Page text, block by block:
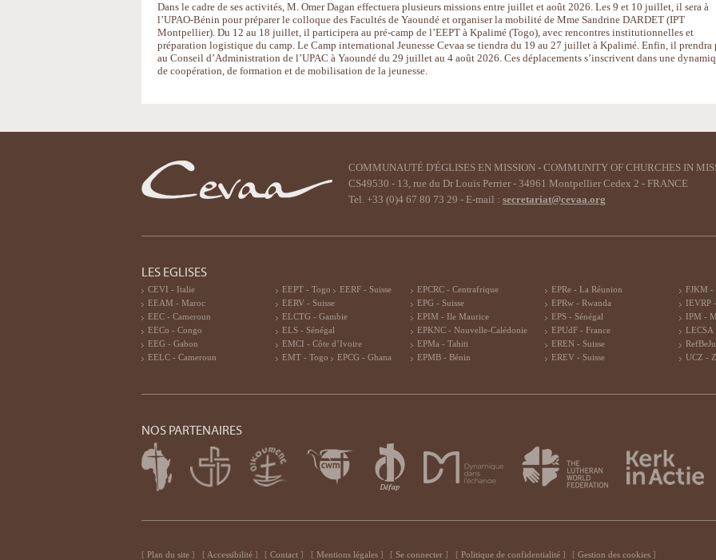
Dans le cadre de ses activités, M. Omer Dagan effectuera plusieurs missions entre juillet et août 2026. Les 9 et 10 juillet, il sera à
l’UPAO-Bénin pour préparer le colloque des Facultés de Yaoundé et organiser la mobilité de Mme Sandrine DARDET (IPT
Montpellier). Du 12 au 18 juillet, il participera au pré-camp de l’EEPT à Kpalimé (Togo), avec rencontres institutionnelles et
préparation logistique du camp. Le Camp international Jeunesse Cevaa se tiendra du 19 au 27 juillet à Kpalimé. Enfin, il prendra
au Conseil d’Administration de l’UPAC à Yaoundé du 29 juillet au 4 août 2026. Ces déplacements s’inscrivent dans une
de coopération, de formation et de mobilisation de la jeunesse.
COMMUNAUTÉ D'ÉGLISES EN MISSION - COMMUNITY OF CHURCHES IN
CS49530 - 13, rue du Dr Louis Perrier - 34961 Montpellier Cedex 2 - FRANCE
Tel. +33 (0)4 67 80 73 29 - E-mail : secretariat@cevaa.org
LES EGLISES
CEVI - Italie
EEAM - Maroc
EEC - Cameroun
EECo - Congo
EEG - Gabon
EELC - Cameroun
EEPT - Togo
EERF - Suisse
EERV - Suisse
ELCTG - Gambie
ELS - Sénégal
EMCI - Côte d’Ivoire
EMT - Togo
EPCG - Ghana
EPCRC - Centrafrique
EPG - Suisse
EPIM - Ile Maurice
EPKNC - Nouvelle-Calédonie
EPMa - Tahiti
EPMB - Bénin
EPRe - La Réunion
EPRw - Rwanda
EPS - Sénégal
EPUdF - France
EREN - Suisse
EREV - Suisse
FJKM -
IEVRP
IPM -
LECSA
UCZ -
NOS PARTENAIRES
Plan du site Accessibilité Contact Mentions légales Se connecter Politique de confidentialité Gestion des cookies